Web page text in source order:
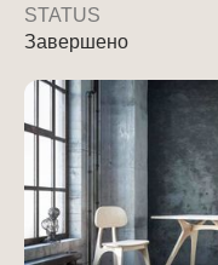
STATUS
Завершено